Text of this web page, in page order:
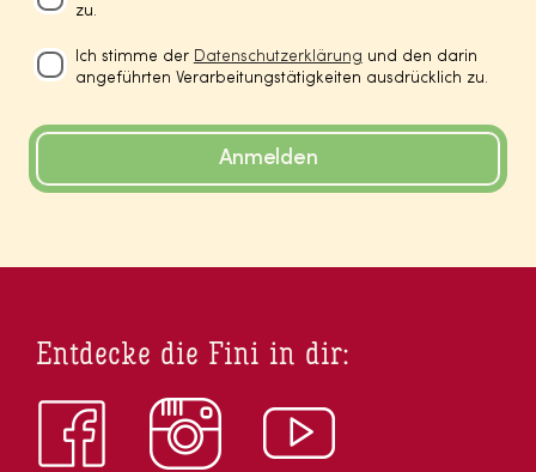
zu.
Ich stimme der Datenschutzerklärung und den darin
angeführten Verarbeitungstätigkeiten ausdrücklich zu.
Anmelden
Entdecke die Fini in dir: